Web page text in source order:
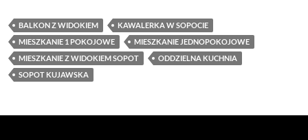
BALKON Z WIDOKIEM
KAWALERKA W SOPOCIE
MIESZKANIE 1 POKOJOWE
MIESZKANIE JEDNOPOKOJOWE
MIESZKANIE Z WIDOKIEM SOPOT
ODDZIELNA KUCHNIA
SOPOT KUJAWSKA